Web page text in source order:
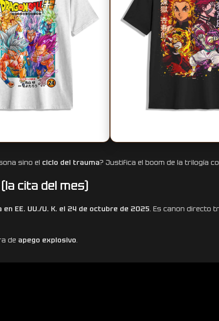
sino el ciclo del trauma? Justifica el boom de la trilogía
cita del mes)
en EE. UU./U. K. el 24 de octubre de 2025. Es canon directo
de apego explosivo.